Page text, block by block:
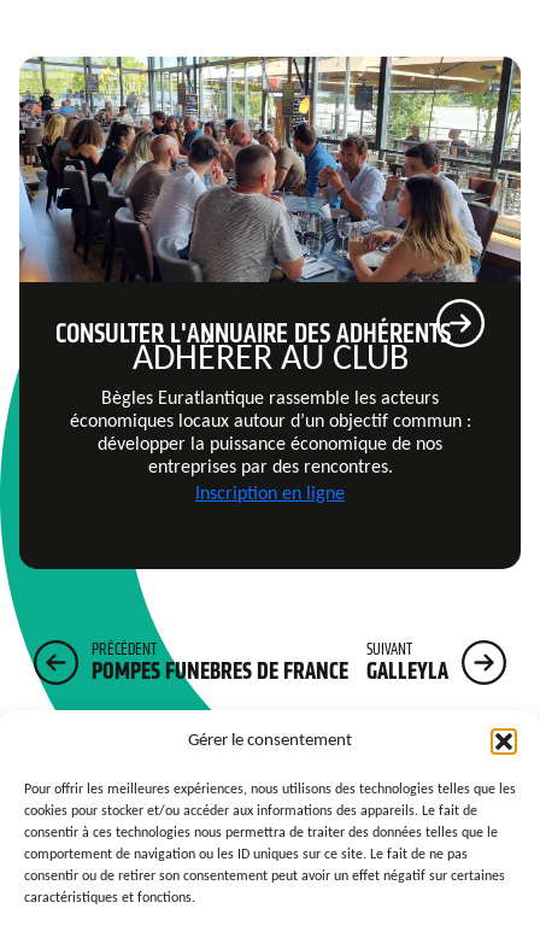
Gérer le consentement
Pour offrir les meilleures expériences, nous utilisons des technologies telles que les
cookies pour stocker et/ou accéder aux informations des appareils. Le fait de
consentir à ces technologies nous permettra de traiter des données telles que le
comportement de navigation ou les ID uniques sur ce site. Le fait de ne pas
consentir ou de retirer son consentement peut avoir un effet négatif sur certaines
caractéristiques et fonctions.
CONSULTER L'ANNUAIRE DES ADHÉRENTS
ADHÉRER AU CLUB
Bègles Euratlantique rassemble les acteurs
économiques locaux autour d’un objectif commun :
développer la puissance économique de nos
entreprises par des rencontres.
Inscription en ligne
PRÉCÉDENT
POMPES FUNEBRES DE FRANCE
SUIVANT
GALLEYLA